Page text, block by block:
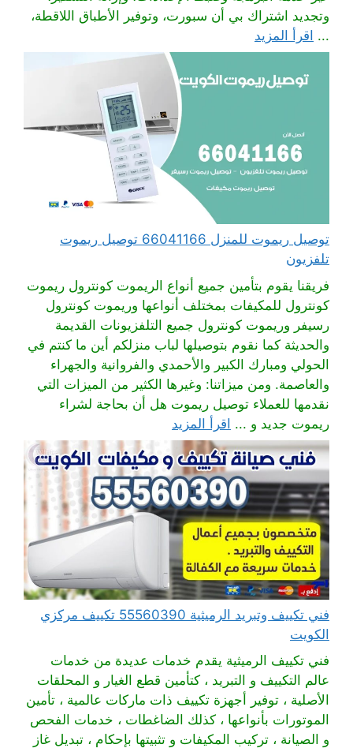
وتجديد اشتراك بي أن سبورت، وتوفير الأطباق اللاقطة،
... اقرأ المزيد
توصيل ريموت للمنزل 66041166 توصيل ريموت
تلفزيون
فريقنا يقوم بتأمين جميع أنواع الريموت كونترول ريموت
كونترول للمكيفات بمختلف أنواعها وريموت كونترول
رسيفر وريموت كونترول جميع التلفزيونات القديمة
والحديثة كما نقوم بتوصيلها لباب منزلكم أين ما كنتم في
الحولي ومبارك الكبير والأحمدي والفروانية والجهراء
والعاصمة. ومن ميزاتنا: وغيرها الكثير من الميزات التي
نقدمها للعملاء توصيل ريموت هل أن بحاجة لشراء
ريموت جديد و ... اقرأ المزيد
فني تكييف وتبريد الرميثية 55560390 تكييف مركزي
الكويت
فني تكييف الرميثية يقدم خدمات عديدة من خدمات
عالم التكييف و التبريد ، كتأمين قطع الغيار و المحلقات
الأصلية ، توفير أجهزة تكييف ذات ماركات عالمية ، تأمين
الموتورات بأنواعها ، كذلك الضاغطات ، خدمات الفحص
و الصيانة ، تركيب المكيفات و تثبيتها بإحكام ، تبديل غاز